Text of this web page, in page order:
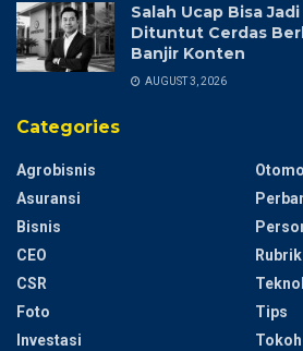
Salah Ucap Bisa
Dituntut Cerdas
Banjir Konten
AUGUST 3, 2026
Categories
Agrobisnis
Asuransi
Bisnis
CEO
CSR
Foto
Investasi
Rubrik
Tips
Tokoh